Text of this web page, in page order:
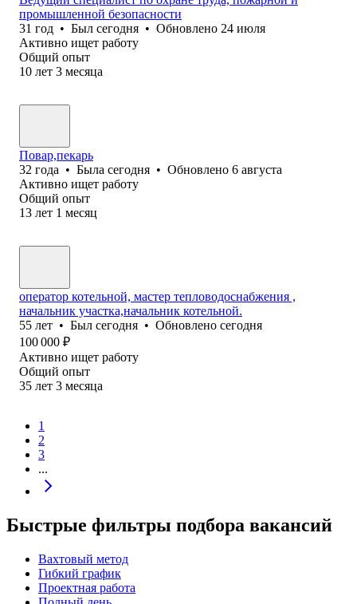
промышленной безопасности
31 год • Был сегодня • Обновлено 24 июля
Активно ищет работу
Общий опыт
10 лет 3 месяца
Повар,пекарь
32 года • Была сегодня • Обновлено 6 августа
Активно ищет работу
Общий опыт
13 лет 1 месяц
оператор котельной, мастер тепловодоснабжения ,
начальник участка,начальник котельной.
55 лет • Был сегодня • Обновлено сегодня
100 000 ₽
Активно ищет работу
Общий опыт
35 лет 3 месяца
1
2
3
...
Быстрые фильтры подбора вакансий
Вахтовый метод
Гибкий график
Проектная работа